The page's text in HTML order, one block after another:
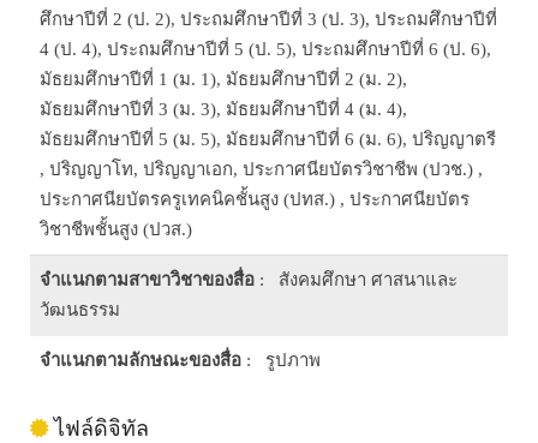
ศึกษาปีที่ 2 (ป. 2), ประถมศึกษาปีที่ 3 (ป. 3), ประถมศึกษาปีที่
4 (ป. 4), ประถมศึกษาปีที่ 5 (ป. 5), ประถมศึกษาปีที่ 6 (ป. 6),
มัธยมศึกษาปีที่ 1 (ม. 1), มัธยมศึกษาปีที่ 2 (ม. 2),
มัธยมศึกษาปีที่ 3 (ม. 3), มัธยมศึกษาปีที่ 4 (ม. 4),
มัธยมศึกษาปีที่ 5 (ม. 5), มัธยมศึกษาปีที่ 6 (ม. 6), ปริญญาตรี
, ปริญญาโท, ปริญญาเอก, ประกาศนียบัตรวิชาชีพ (ปวช.) ,
ประกาศนียบัตรครูเทคนิคชั้นสูง (ปทส.) , ประกาศนียบัตร
วิชาชีพชั้นสูง (ปวส.)
จำแนกตามสาขาวิชาของสื่อ : สังคมศึกษา ศาสนาและ
วัฒนธรรม
จำแนกตามลักษณะของสื่อ : รูปภาพ
ไฟล์ดิจิทัล